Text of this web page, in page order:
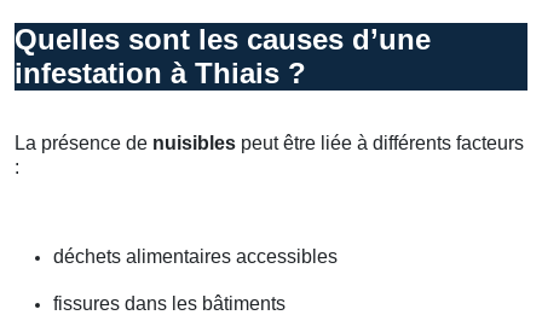
Quelles sont les causes d’une
infestation à Thiais ?
La présence de nuisibles peut être liée à différents facteurs
:
déchets alimentaires accessibles
fissures dans les bâtiments